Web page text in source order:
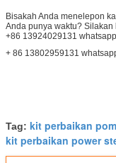
Bisakah Anda menelepon
Anda punya waktu? Silakan
+86 13924029131
+ 86 13802959131
Tag: kit perbaikan
kit perbaikan power